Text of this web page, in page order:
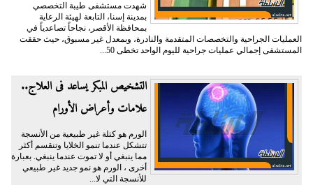
شهدت مستشفى طيبة التخصصي
بمدينة إسنا، التابعة لهيئة الرعاية
بمحافظة الأقصر، نجاحاً تصاعدياً في
العمليات الجراحية والتخصصات المتقدمة والنادرة، وبمعدل غير مسبوق، حيث حققت
المستشفى إجمالي عمليات جراحية لليوم الواحد تخطى 50...
التشخيص المبكر يساعد فى العلاج..
علامات وأعراض الأورام
الورم هو كتلة غير طبيعية من الأنسجة
تتشكل عندما تنمو الخلايا وتنقسم أكثر
مما ينبغي أو لا تموت عندما ينبغي. بعبارة
أخرى ، الورم هو نمو جديد غير طبيعي
للأنسجة التي لا...